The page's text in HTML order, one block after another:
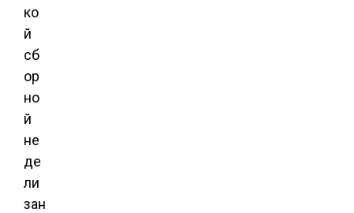
ко
й
сб
ор
но
й
не
де
ли
зан